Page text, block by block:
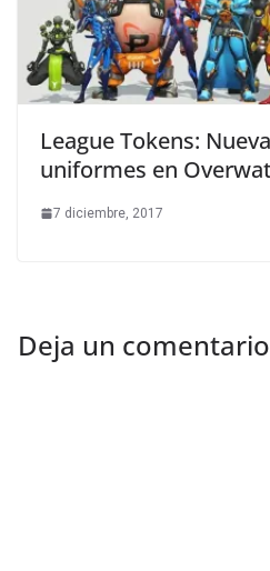
League Tokens:
uniformes en
7 diciembre, 2017
Deja un comentario